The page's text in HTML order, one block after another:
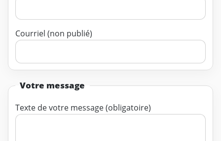
Courriel (non publié)
Votre message
Texte de votre message (obligatoire)